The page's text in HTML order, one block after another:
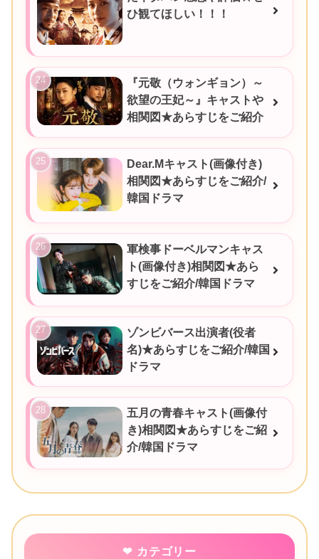
ひ観てほしい！！！
『元敬（ウォンギョン）～
欲望の王妃～』キャストや
相関図★あらすじをご紹介
Dear.Mキャスト(画像付き)
相関図★あらすじをご紹介/
韓国ドラマ
軍検事ドーベルマンキャス
ト(画像付き)相関図★あら
すじをご紹介/韓国ドラマ
ゾンビバース出演者(役者
名)★あらすじをご紹介/韓国
ドラマ
五月の青春キャスト(画像付
き)相関図★あらすじをご紹
介/韓国ドラマ
カテゴリー